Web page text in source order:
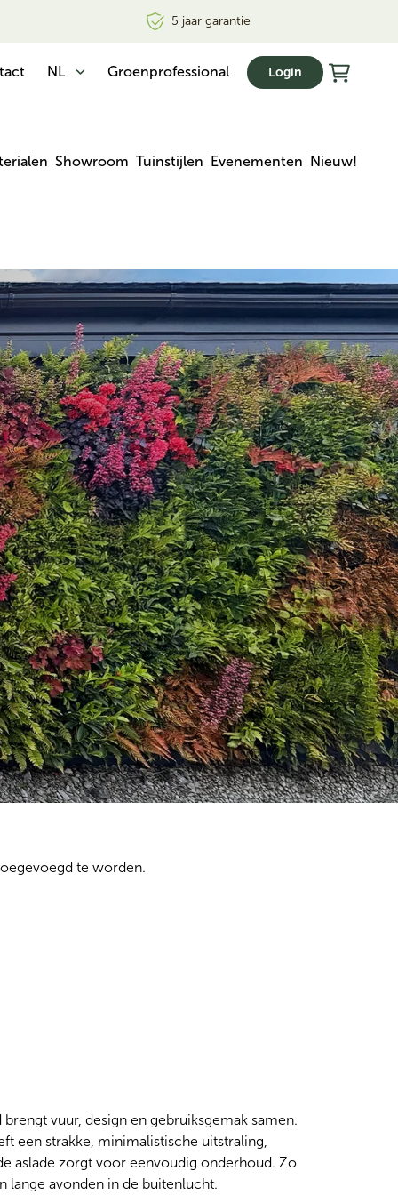
5 jaar garantie
NL Groenprofessional Login
Showroom Tuinstijlen Evenementen Nieuw!
te worden.
brengt vuur, design en gebruiksgemak samen.
een strakke, minimalistische uitstraling,
aslade zorgt voor eenvoudig onderhoud. Zo
lange avonden in de buitenlucht.